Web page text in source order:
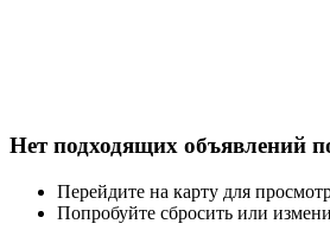
Нет подходящих объявлений
Перейдите на карту для
Попробуйте сбросить или